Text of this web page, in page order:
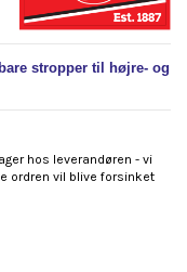
stropper til højre- og
hos leverandøren - vi
ordren vil blive forsinket